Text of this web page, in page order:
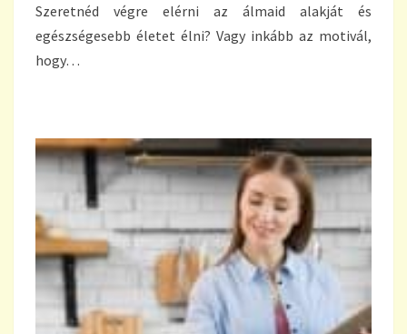
Szeretnéd végre elérni az álmaid alakját és
egészségesebb életet élni? Vagy inkább az motivál,
hogy…